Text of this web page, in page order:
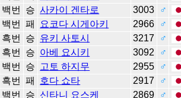
백번 승 사카이 겐타로 3003
♂
백번 패 요코다 시게아키 2966
♂
흑번 승 유키 사토시 3217
♂
흑번 승 아베 요시키 3092
♂
백번 승 고토 하지무 2955
♂
흑번 패 호다 쇼타 2917
♂
백번 승 신타니 요스케 2869
♂